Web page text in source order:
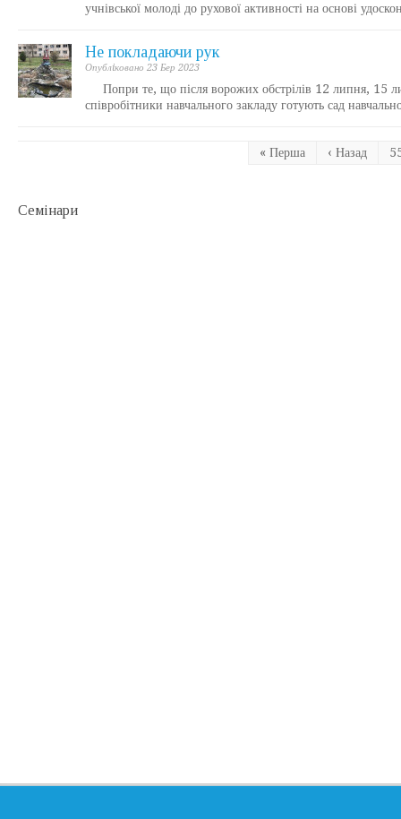
учнівської молоді до рухової активності на основі
Не покладаючи рук
Опублiковано 23 Бер 2023
Попри те, що після ворожих обстрілів 12 липня, 15
співробітники навчального закладу готують сад
« Перша ‹ Назад
Семiнари